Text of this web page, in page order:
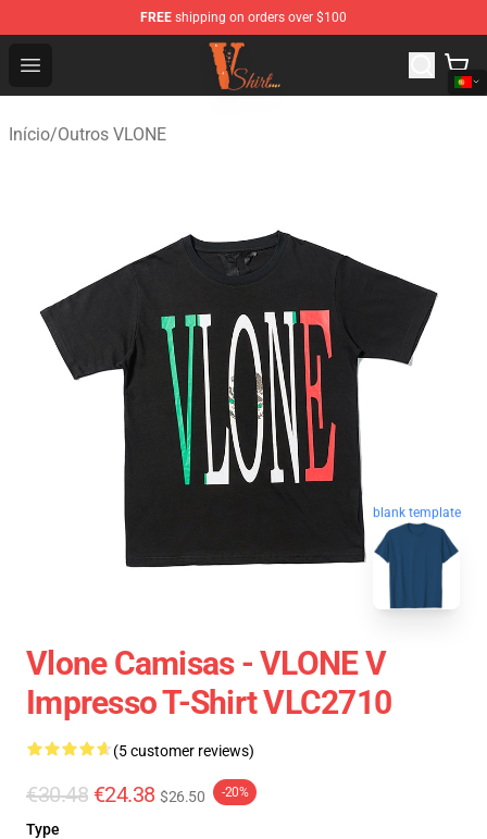
FREE shipping on orders over $100
Open menu
Vlone Shirt Store - Official Vlone Shirt Shop
Início/Outros VLONE
blank template
Vlone Camisas - VLONE V
Impresso T-Shirt VLC2710
(5 customer reviews)
€30.48 €24.38 $26.50 -20%
Type